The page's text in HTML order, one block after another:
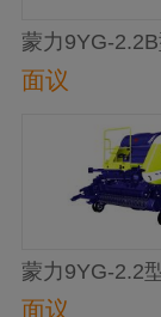
蒙力9YG-2.2B
（ML8122）
面议
蒙力9YG-2.2
（ML8322）
面议